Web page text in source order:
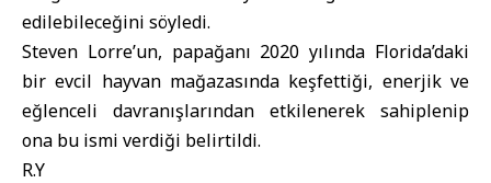
edilebileceğini söyledi.
Steven Lorre’un, papağanı 2020 yılında Florida’daki
bir evcil hayvan mağazasında keşfettiği, enerjik ve
eğlenceli davranışlarından etkilenerek sahiplenip
ona bu ismi verdiği belirtildi.
R.Y